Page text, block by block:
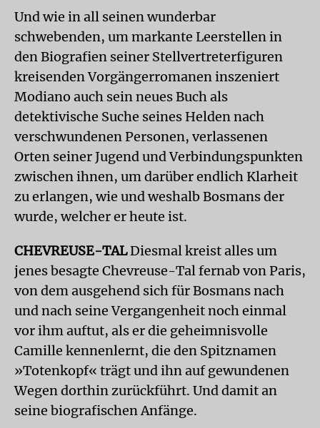
Und wie in all seinen wunderbar
schwebenden, um markante Leerstellen in
den Biografien seiner Stellvertreterfiguren
kreisenden Vorgängerromanen inszeniert
Modiano auch sein neues Buch als
detektivische Suche seines Helden nach
verschwundenen Personen, verlassenen
Orten seiner Jugend und Verbindungspunkten
zwischen ihnen, um darüber endlich Klarheit
zu erlangen, wie und weshalb Bosmans der
wurde, welcher er heute ist.
CHEVREUSE-TALDiesmal kreist alles um
jenes besagte Chevreuse-Tal fernab von Paris,
von dem ausgehend sich für Bosmans nach
und nach seine Vergangenheit noch einmal
vor ihm auftut, als er die geheimnisvolle
Camille kennenlernt, die den Spitznamen
»Totenkopf« trägt und ihn auf gewundenen
Wegen dorthin zurückführt. Und damit an
seine biografischen Anfänge.